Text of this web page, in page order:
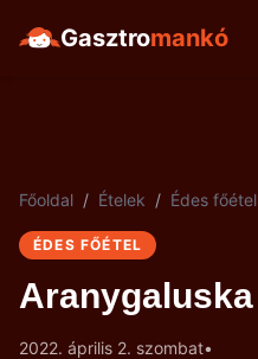
Gasztromankó
Főoldal / Ételek / Édes főétel
ÉDES FŐÉTEL
Aranygaluska
2022. április 2. szombat•